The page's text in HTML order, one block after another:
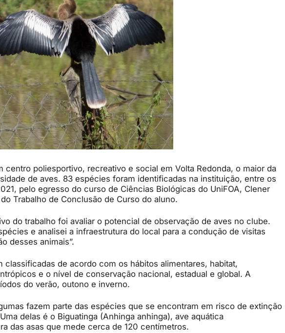
centro poliesportivo, recreativo e social em Volta Redonda, o maior da
de aves. 83 espécies foram identificadas na instituição, entre os
pelo egresso do curso de Ciências Biológicas do UniFOA, Clener
Trabalho de Conclusão de Curso do aluno.
do trabalho foi avaliar o potencial de observação de aves no clube.
e analisei a infraestrutura do local para a condução de visitas
desses animais”.
classificadas de acordo com os hábitos alimentares, habitat,
e o nível de conservação nacional, estadual e global. A
do verão, outono e inverno.
fazem parte das espécies que se encontram em risco de extinção
delas é o Biguatinga (Anhinga anhinga), ave aquática
das asas que mede cerca de 120 centímetros.